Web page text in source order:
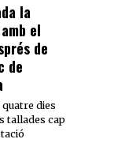
la
el
de
de
dies
tallades cap